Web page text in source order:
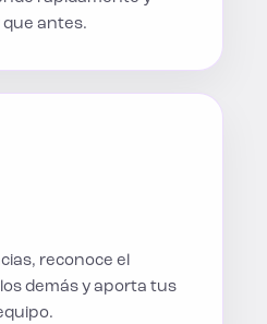
antes.
reconoce el
demás y aporta tus